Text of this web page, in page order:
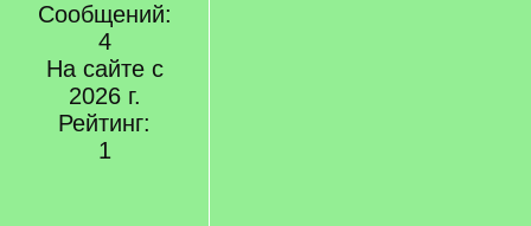
Сообщений:
4
На сайте с
2026 г.
Рейтинг:
1